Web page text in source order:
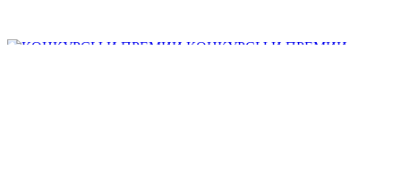
КОНКУРСЫ И ПРЕМИИ